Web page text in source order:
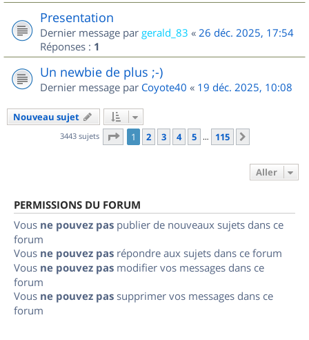
Presentation
Dernier message par gerald_83 « 26 déc. 2025, 17:54
Réponses : 1
Un newbie de plus ;-)
Dernier message par Coyote40 « 19 déc. 2025, 10:08
Nouveau sujet
3443 sujets Page 1sur 115
1 2 3 4 5 … 115
Aller
PERMISSIONS DU FORUM
Vous ne pouvez pas publier de nouveaux sujets dans ce
forum
Vous ne pouvez pas répondre aux sujets dans ce forum
Vous ne pouvez pas modifier vos messages dans ce
forum
Vous ne pouvez pas supprimer vos messages dans ce
forum